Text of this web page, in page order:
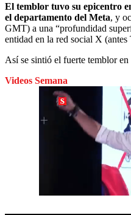
El temblor tuvo su epicentro
el departamento del Meta, y
GMT) a una “profundidad
entidad en la red social X (antes
Así se sintió el fuerte temblor en
Videos Semana